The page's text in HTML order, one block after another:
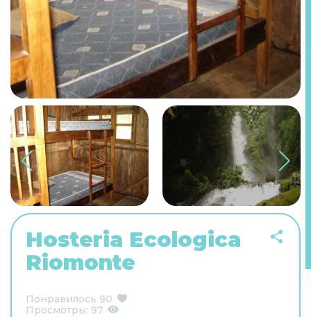
Hosteria Ecologica
Riomonte
Понравилось 90
Просмотры: 97